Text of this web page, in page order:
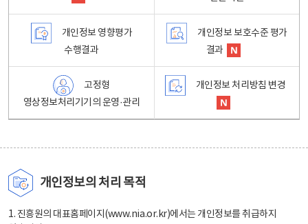
개인정보 영향평가
수행결과
개인정보 보호수준 평가
결과
고정형
영상정보처리기기의 운영·관리
개인정보 처리방침 변경
개인정보의 처리 목적
1. 진흥원의 대표홈페이지(www.nia.or.kr)에서는 개인정보를 취급하지